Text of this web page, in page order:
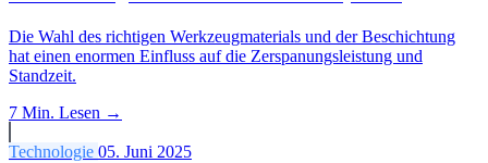
Die Wahl des richtigen Werkzeugmaterials und der Beschichtung
hat einen enormen Einfluss auf die Zerspanungsleistung und
Standzeit.
7 Min. Lesen →
Technologie 05. Juni 2025